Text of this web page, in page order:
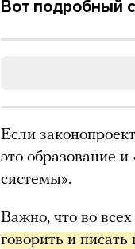
Вот подробный
Если
это образование
системы».
Важно, что во
говорить и писать